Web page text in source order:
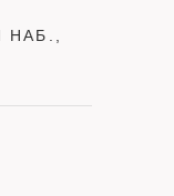
НАБ.,